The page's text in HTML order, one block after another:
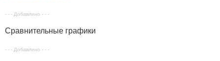
- - - Добавлено - - -
Сравнительные графики
- - - Добавлено - - -